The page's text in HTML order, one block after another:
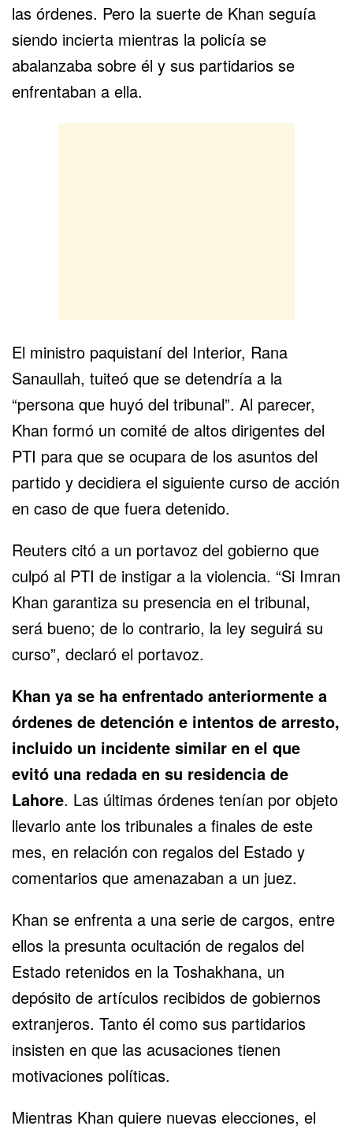
las órdenes. Pero la suerte de Khan seguía
siendo incierta mientras la policía se
abalanzaba sobre él y sus partidarios se
enfrentaban a ella.
El ministro paquistaní del Interior, Rana
Sanaullah, tuiteó que se detendría a la
“persona que huyó del tribunal”. Al parecer,
Khan formó un comité de altos dirigentes del
PTI para que se ocupara de los asuntos del
partido y decidiera el siguiente curso de acción
en caso de que fuera detenido.
Reuters citó a un portavoz del gobierno que
culpó al PTI de instigar a la violencia. “Si Imran
Khan garantiza su presencia en el tribunal,
será bueno; de lo contrario, la ley seguirá su
curso”, declaró el portavoz.
Khan ya se ha enfrentado anteriormente a
órdenes de detención e intentos de arresto,
incluido un incidente similar en el que
evitó una redada en su residencia de
Lahore. Las últimas órdenes tenían por objeto
llevarlo ante los tribunales a finales de este
mes, en relación con regalos del Estado y
comentarios que amenazaban a un juez.
Khan se enfrenta a una serie de cargos, entre
ellos la presunta ocultación de regalos del
Estado retenidos en la Toshakhana, un
depósito de artículos recibidos de gobiernos
extranjeros. Tanto él como sus partidarios
insisten en que las acusaciones tienen
motivaciones políticas.
Mientras Khan quiere nuevas elecciones, el